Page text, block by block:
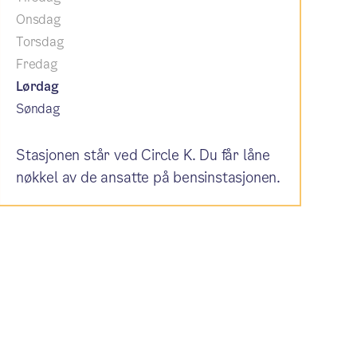
Onsdag
Torsdag
Fredag
Lørdag
Søndag
Stasjonen står ved Circle K. Du får låne
nøkkel av de ansatte på bensinstasjonen.